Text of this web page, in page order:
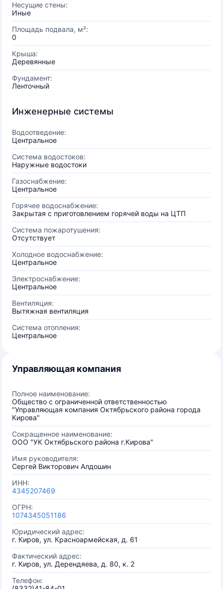
Несущие стены:
Иные
Площадь подвала, м²:
0
Крыша:
Деревянные
Фундамент:
Ленточный
Инженерные системы
Водоотведение:
Центральное
Система водостоков:
Наружные водостоки
Газоснабжение:
Центральное
Горячее водоснабжение:
Закрытая с приготовлением горячей воды на ЦТП
Система пожаротушения:
Отсутствует
Холодное водоснабжение:
Центральное
Электроснабжение:
Центральное
Вентиляция:
Вытяжная вентиляция
Система отопления:
Центральное
Управляющая компания
Полное наименование:
Общество с ограниченной ответственностью
"Управляющая компания Октябрьского района города
Кирова"
Сокращенное наименование:
ООО "УК Октябрьского района г.Кирова"
Имя руководителя:
Сергей Викторович Алдошин
ИНН:
4345207469
ОГРН:
1074345051186
Юридический адрес:
г. Киров, ул. Красноармейская, д. 61
Фактический адрес:
г. Киров, ул. Дерендяева, д. 80, к. 2
Телефон: